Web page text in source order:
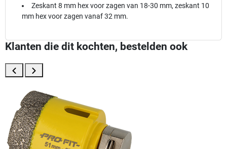
Zeskant 8 mm hex voor zagen van 18-30 mm, zeskant 10
mm hex voor zagen vanaf 32 mm.
Klanten die dit kochten, bestelden ook